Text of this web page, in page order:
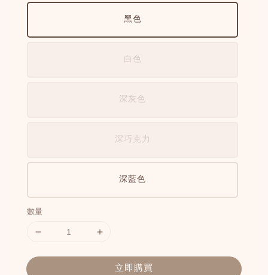
黑色
白色
深灰色
深巧克力
深藍色
數量
立即購買